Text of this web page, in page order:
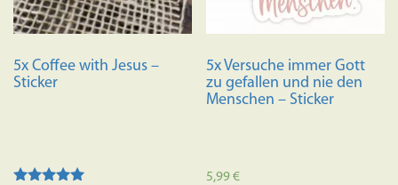
5x Coffee with Jesus –
Sticker
5x Versuche immer Gott
zu gefallen und nie den
Menschen – Sticker
5,99€